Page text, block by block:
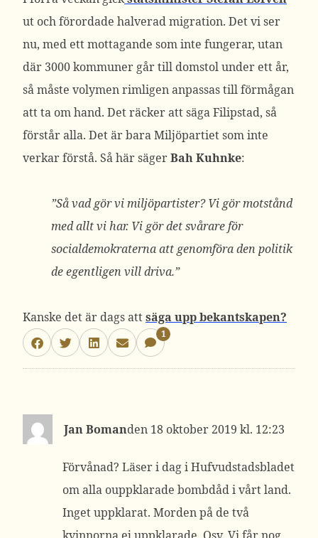
ut och förordade halverad migration. Det vi ser
nu, med ett mottagande som inte fungerar, utan
där 3000 kommuner går till domstol under ett år,
så måste volymen rimligen anpassas till förmågan
att ta om hand. Det räcker att säga Filipstad, så
förstår alla. Det är bara Miljöpartiet som inte
verkar förstå. Så här sägerBah Kuhnke:
”Så vad gör vi miljöpartister? Vi gör motstånd
med allt vi har. Vi gör det svårare för
socialdemokraterna att genomföra den politik
de egentligen vill driva.”
Kanske det är dags attsäga upp bekantskapen?
1
Jan Boman 18 oktober 2019 kl. 12:23
Förvånad? Läser i dag i Hufvudstadsbladet
om alla ouppklarade bombdåd i vårt land.
Inget uppklarat. Morden på de två